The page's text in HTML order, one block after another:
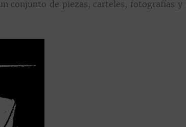
conjunto de piezas, carteles, fotografías